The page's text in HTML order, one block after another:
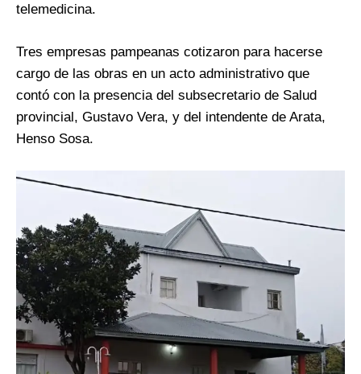
telemedicina.
Tres empresas pampeanas cotizaron para hacerse
cargo de las obras en un acto administrativo que
contó con la presencia del subsecretario de Salud
provincial, Gustavo Vera, y del intendente de Arata,
Henso Sosa.